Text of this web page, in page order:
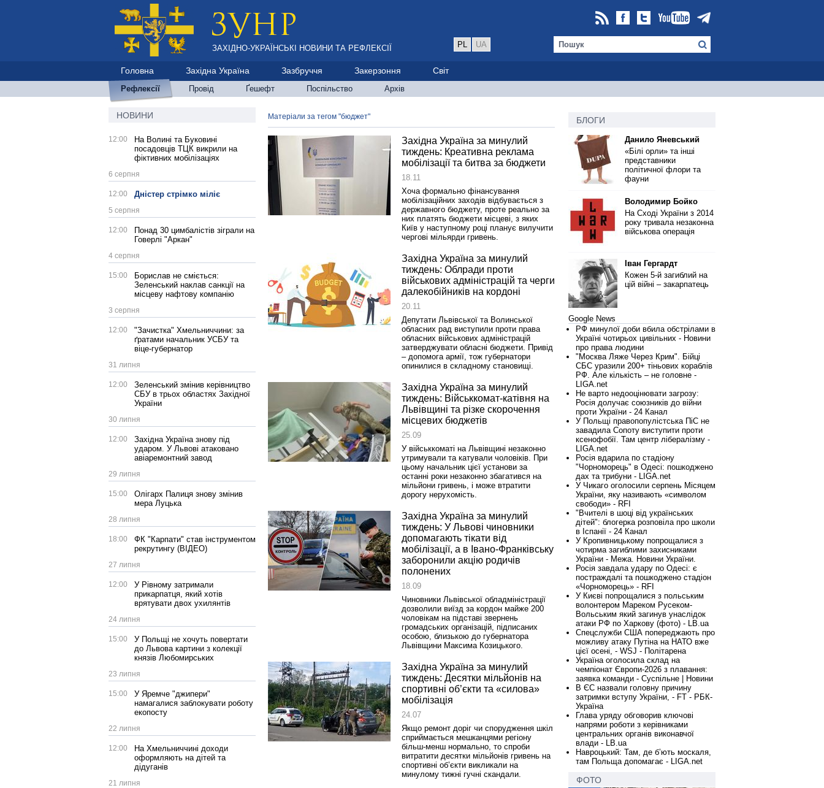
ЗАХІДНО-УКРАЇНСЬКІ НОВИНИ ТА РЕФЛЕКСІЇ PL UA
Головна Західна Україна Зазбруччя Закерзоння Світ
Рефлексії Провід Ґешефт Поспільство Архів
НОВИНИ
12:00
На Волині та Буковині
посадовців ТЦК викрили на
фіктивних мобілізаціях
6 серпня
12:00 Дністер стрімко міліє
5 серпня
12:00
Понад 30 цимбалістів зіграли на
Говерлі "Аркан"
4 серпня
15:00
Борислав не сміється:
Зеленський наклав санкції на
місцеву нафтову компанію
3 серпня
12:00
"Зачистка" Хмельниччини: за
ґратами начальник УСБУ та
віце-губернатор
31 липня
12:00
Зеленський змінив керівництво
СБУ в трьох областях Західної
України
30 липня
12:00
Західна Україна знову під
ударом. У Львові атаковано
авіаремонтний завод
29 липня
15:00
Олігарх Палиця знову змінив
мера Луцька
28 липня
18:00
ФК "Карпати" став інструментом
рекрутингу (ВІДЕО)
27 липня
12:00
У Рівному затримали
прикарпатця, який хотів
врятувати двох ухилянтів
24 липня
15:00
У Польщі не хочуть повертати
до Львова картини з колекції
князів Любомирських
23 липня
15:00
У Яремче "джипери"
намагалися заблокувати роботу
екопосту
22 липня
12:00
На Хмельниччині доходи
оформляють на дітей та
дідуганів
21 липня
Матеріали за тегом "бюджет"
Західна Україна за минулий
тиждень: Креативна реклама
мобілізації та битва за бюджети
18.11
Хоча формально фінансування
мобілізаційних заходів відбувається з
державного бюджету, проте реально за
них платять бюджети місцеві, з яких
Київ у наступному році планує вилучити
чергові мільярди гривень.
Західна Україна за минулий
тиждень: Облради проти
військових адміністрацій та черги
далекобійників на кордоні
20.11
Депутати Львівської та Волинської
обласних рад виступили проти права
обласних військових адміністрацій
затверджувати обласні бюджети. Привід
– допомога армії, тож губернатори
опинилися в складному становищі.
Західна Україна за минулий
тиждень: Військкомат-катівня на
Львівщині та різке скорочення
місцевих бюджетів
25.09
У військкоматі на Львівщині незаконно
утримували та катували чоловіків. При
цьому начальник цієї установи за
останні роки незаконно збагатився на
мільйони гривень, і може втратити
дорогу нерухомість.
Західна Україна за минулий
тиждень: У Львові чиновники
допомагають тікати від
мобілізації, а в Івано-Франківську
заборонили акцію родичів
полонених
18.09
Чиновники Львівської обладміністрації
дозволили виїзд за кордон майже 200
чоловікам на підставі звернень
громадських організацій, підписаних
особою, близькою до губернатора
Львівщини Максима Козицького.
Західна Україна за минулий
тиждень: Десятки мільйонів на
спортивні об’єкти та «силова»
мобілізація
24.07
Якщо ремонт доріг чи спорудження шкіл
сприймається мешканцями регіону
більш-менш нормально, то спроби
витратити десятки мільйонів гривень на
спортивні об’єкти викликали на
минулому тижні гучні скандали.
БЛОГИ
Данило Яневський
«Білі орли» та інші
представники
політичної флори та
фауни
Володимир Бойко
На Сході України з 2014
року тривала незаконна
військова операція
Іван Гергардт
Кожен 5-й загиблий на
цій війні – закарпатець
Google News
РФ минулої доби вбила обстрілами в
Україні чотирьох цивільних - Новини
про права людини
"Москва Ляже Через Крим". Бійці
СБС уразили 200+ тіньових кораблів
РФ. Але кількість – не головне -
LIGA.net
Не варто недооцінювати загрозу:
Росія долучає союзників до війни
проти України - 24 Канал
У Польщі правопопулістська ПіС не
завадила Сопоту виступити проти
ксенофобії. Там центр лібералізму -
LIGA.net
Росія вдарила по стадіону
"Чорноморець" в Одесі: пошкоджено
дах та трибуни - LIGA.net
У Чикаго оголосили серпень Місяцем
України, яку називають «символом
свободи» - RFI
"Вчителі в шоці від українських
дітей": блогерка розповіла про школи
в Іспанії - 24 Канал
У Кропивницькому попрощалися з
чотирма загиблими захисниками
України - Межа. Новини України.
Росія завдала удару по Одесі: є
постраждалі та пошкоджено стадіон
«Чорноморець» - RFI
У Києві попрощалися з польським
волонтером Мареком Русеком-
Вольським який загинув унаслідок
атаки РФ по Харкову (фото) - LB.ua
Спецслужби США попереджають про
можливу атаку Путіна на НАТО вже
цієї осені, - WSJ - Політарена
Україна оголосила склад на
чемпіонат Європи-2026 з плавання:
заявка команди - Суспільне | Новини
В ЄС назвали головну причину
затримки вступу України, - FT - РБК-
Україна
Глава уряду обговорив ключові
напрями роботи з керівниками
центральних органів виконавчої
влади - LB.ua
Навроцький: Там, де б’ють москаля,
там Польща допомагає - LIGA.net
ФОТО